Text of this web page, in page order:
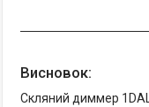
Висновок:
Скляний диммер